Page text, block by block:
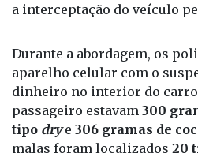
a interceptação do veículo
Durante a abordagem, os
aparelho celular com o
dinheiro no interior do carro.
passageiro estavam 300
tipo drye 306 gramas de
malas foram localizados 20